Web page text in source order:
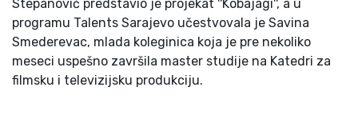
Stepanović predstavio je projekat ''Kobajagi'', a u
programu Talents Sarajevo učestvovala je Savina
Smederevac, mlada koleginica koja je pre nekoliko
meseci uspešno završila master studije na Katedri za
filmsku i televizijsku produkciju.